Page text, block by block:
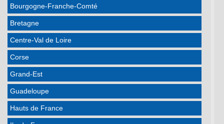
Bourgogne-Franche-Comté
Bretagne
Centre-Val de Loire
Corse
Grand-Est
Guadeloupe
Hauts de France